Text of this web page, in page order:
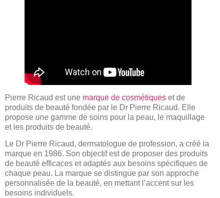
Pierre Ricaud est une marque de cosmétiques et de
produits de beauté fondée par le Dr Pierre Ricaud. Elle
propose une gamme de soins pour la peau, le maquillage
et les produits de beauté.
Le Dr Pierre Ricaud, dermatologue de profession, a créé la
marque en 1986. Son objectif est de proposer des produits
de beauté efficaces et adaptés aux besoins spécifiques de
chaque peau. La marque se distingue par son approche
personnalisée de la beauté, en mettant l’accent sur les
besoins individuels.